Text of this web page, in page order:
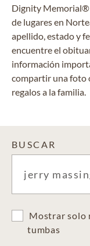
Dignity Memorial®
de lugares en
apellido, estado y
encuentre el
información
compartir una foto
regalos a la familia.
BUSCAR
Mostrar solo
tumbas